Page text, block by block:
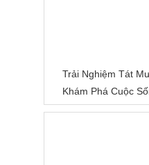
Trải Nghiệm Tát
Khám Phá Cuộc